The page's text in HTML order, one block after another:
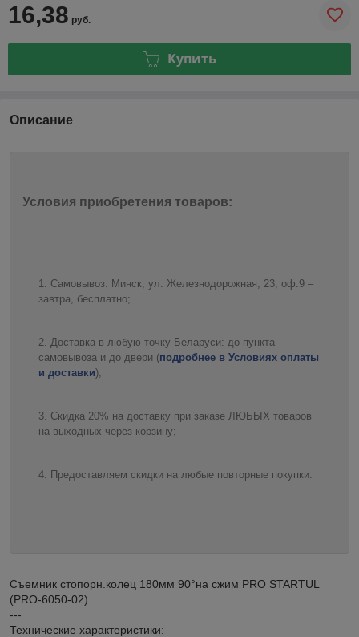
16,38 руб.
Купить
Описание
Условия приобретения товаров:
Самовывоз: Минск, ул. Железнодорожная, 23, оф.9 –
завтра, бесплатно;
Доставка в любую точку Беларуси: до пункта
самовывоза и до двери (подробнее в Условиях оплаты
и доставки);
Скидка 20% на доставку при заказе ЛЮБЫХ товаров
на выходных через корзину;
Предоставляем скидки на любые повторные покупки.
Съемник стопорн.колец 180мм 90°на сжим PRO STARTUL
(PRO-6050-02)
---
Технические характеристики: